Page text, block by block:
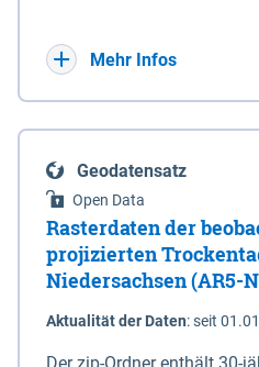
Eigenschaft eines
die Deichbehörde durch
sowie Status der
laufenden Monitoringjahr.
Mehr Infos
Geodatensatz
Open Data
Rasterdaten der
projizierten
Niedersachsen (AR5-
Aktualität der Daten:seit